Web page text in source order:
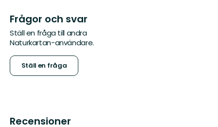
Frågor och svar
Ställ en fråga till andra
Naturkartan-användare.
Ställ en fråga
Recensioner